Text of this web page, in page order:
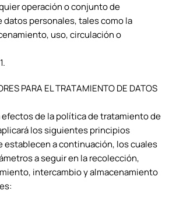
operación o conjunto de
datos personales, tales como la
uso, circulación o
PARA EL TRATAMIENTO DE DATOS
efectos de la política de tratamiento de
los siguientes principios
establecen a continuación, los cuales
a seguir en la recolección,
intercambio y almacenamiento